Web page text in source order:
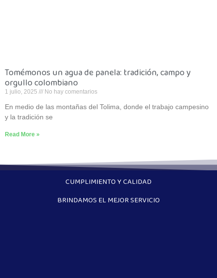
Tomémonos un agua de panela: tradición, campo y
orgullo colombiano
1 julio, 2025 No hay comentarios
En medio de las montañas del Tolima, donde el trabajo campesino
y la tradición se
Read More »
CUMPLIMIENTO Y CALIDAD
BRINDAMOS EL MEJOR SERVICIO